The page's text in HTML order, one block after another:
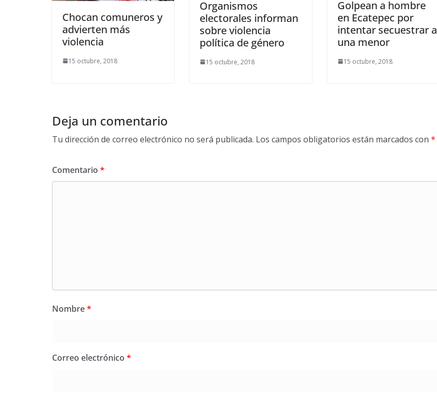
Chocan comuneros y
advierten más
violencia
15 octubre, 2018
Organismos
electorales informan
sobre violencia
política de género
15 octubre, 2018
Golpean a hombre
en Ecatepec por
intentar secuestrar a
una menor
15 octubre, 2018
Deja un comentario
Tu dirección de correo electrónico no será publicada. Los campos obligatorios están marcados con *
Comentario *
Nombre*
Correo electrónico *